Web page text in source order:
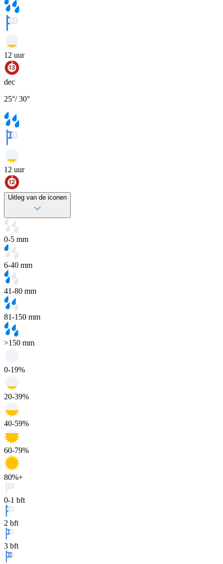
12 uur
dec
25°/30°
12 uur
Uitleg van de iconen
0-5 mm
6-40 mm
41-80 mm
81-150 mm
>150 mm
0-19%
20-39%
40-59%
60-79%
80%+
0-1 bft
2 bft
3 bft